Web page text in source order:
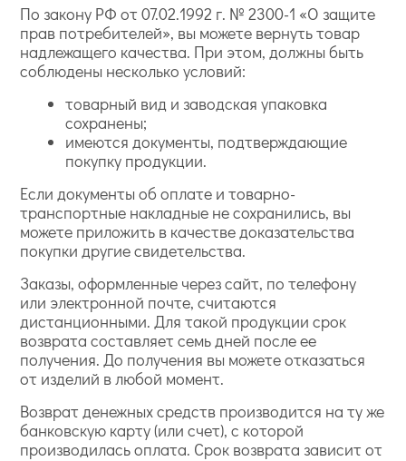
По закону РФ от 07.02.1992 г. № 2300-1 «О защите
прав потребителей», вы можете вернуть товар
надлежащего качества. При этом, должны быть
соблюдены несколько условий:
товарный вид и заводская упаковка
сохранены;
имеются документы, подтверждающие
покупку продукции.
Если документы об оплате и товарно-
транспортные накладные не сохранились, вы
можете приложить в качестве доказательства
покупки другие свидетельства.
Заказы, оформленные через сайт, по телефону
или электронной почте, считаются
дистанционными. Для такой продукции срок
возврата составляет семь дней после ее
получения. До получения вы можете отказаться
от изделий в любой момент.
Возврат денежных средств производится на ту же
банковскую карту (или счет), с которой
производилась оплата. Срок возврата зависит от